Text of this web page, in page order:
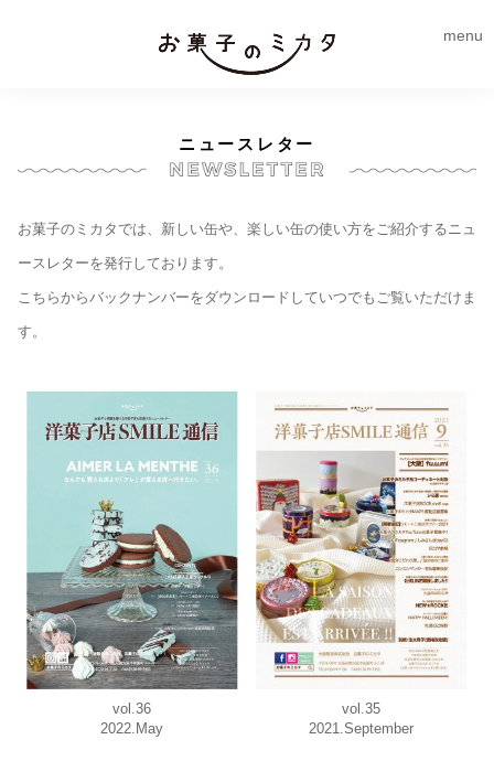
menu
ニュースレター
お菓子のミカタでは、新しい缶や、楽しい缶の使い方をご紹介するニュ
ースレターを発行しております。
こちらからバックナンバーをダウンロードしていつでもご覧いただけま
す。
vol.36
2022.May
vol.35
2021.September